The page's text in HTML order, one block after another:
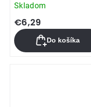
Skladom
€6,29
Do košíka